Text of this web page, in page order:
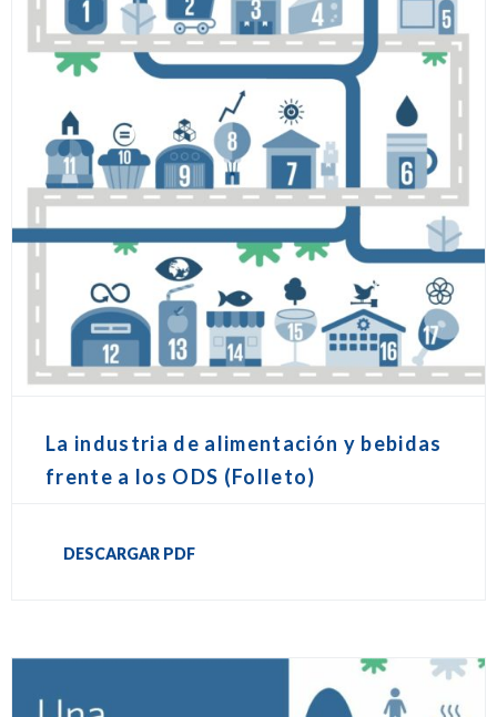
La industria de alimentación y bebidas
frente a los ODS (Folleto)
DESCARGAR PDF